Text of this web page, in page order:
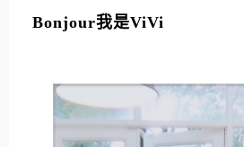
Bonjour我是ViVi